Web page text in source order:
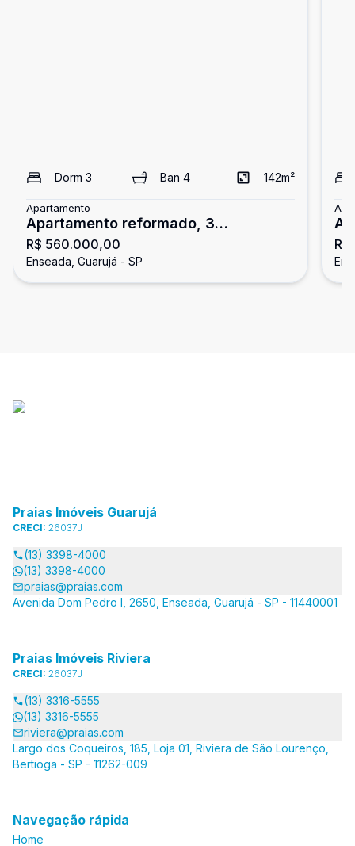
Dorm 3 Ban 4 142m²
Apartamento
Apartamento reformado, 3
dormitórios, Enseada, Guarujá
R$ 560.000,00
Enseada, Guarujá - SP
Praias Imóveis Guarujá
CRECI: 26037J
(13) 3398-4000
(13) 3398-4000
praias@praias.com
Avenida Dom Pedro I, 2650, Enseada, Guarujá - SP - 11440001
Praias Imóveis Riviera
CRECI: 26037J
(13) 3316-5555
(13) 3316-5555
riviera@praias.com
Largo dos Coqueiros, 185, Loja 01, Riviera de São Lourenço,
Bertioga - SP - 11262-009
Navegação rápida
Home